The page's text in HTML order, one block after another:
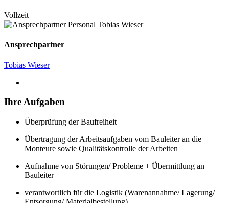
Vollzeit
Ansprechpartner
Tobias Wieser
Ihre Aufgaben
Überprüfung der Baufreiheit
Übertragung der Arbeitsaufgaben vom Bauleiter an die
Monteure sowie Qualitätskontrolle der Arbeiten
Aufnahme von Störungen/ Probleme + Übermittlung an
Bauleiter
verantwortlich für die Logistik (Warenannahme/ Lagerung/